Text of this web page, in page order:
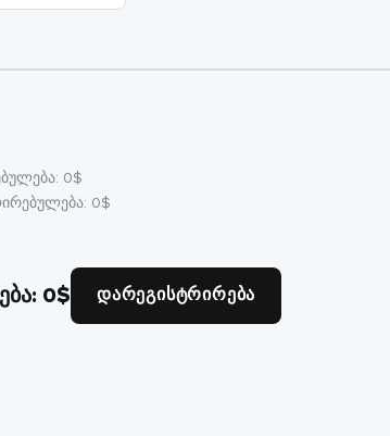
0$
0$
0$ დარეგისტრირება